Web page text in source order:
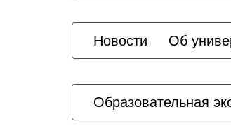
Новости Об
Образовательная